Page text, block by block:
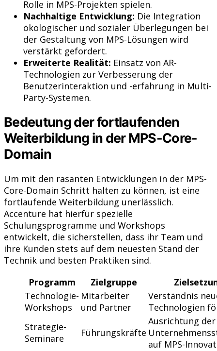
Rolle in MPS-Projekten spielen.
Nachhaltige Entwicklung: Die Integration
ökologischer und sozialer Überlegungen bei
der Gestaltung von MPS-Lösungen wird
verstärkt gefordert.
Erweiterte Realität: Einsatz von AR-
Technologien zur Verbesserung der
Benutzerinteraktion und -erfahrung in Multi-
Party-Systemen.
Bedeutung der fortlaufenden
Weiterbildung in der MPS-Core-
Domain
Um mit den rasanten Entwicklungen in der MPS-
Core-Domain Schritt halten zu können, ist eine
fortlaufende Weiterbildung unerlässlich.
Accenture hat hierfür spezielle
Schulungsprogramme und Workshops
entwickelt, die sicherstellen, dass ihr Team und
ihre Kunden stets auf dem neuesten Stand der
Technik und besten Praktiken sind.
Programm
Zielgruppe
Technologie-
Workshops
Mitarbeiter
und Partner
Verständnis
Technologien
Strategie-
Seminare
Führungskräfte
Ausrichtung der
auf MPS-